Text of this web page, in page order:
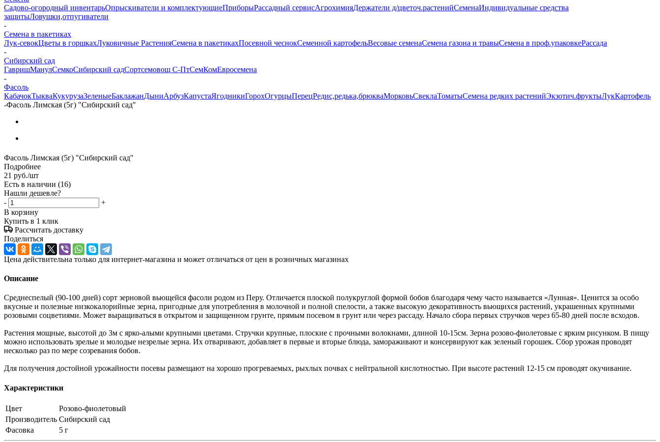
Садово-огородный инвентарьОпрыскиватели и комплектующиеПриборыРассадный сервисАгрохимияДержатели д/цветоч.растенийСеменаИндивидуальные средства
защитыЛовушки,отпугиватели
-
Семена в пакетиках
Лук-севокЦветы в горшкахЛуковичные РастенияСемена в пакетикахПосевной чеснокСеменной картофельВесовые семенаСемена газона и травыСемена в проф.упаковкеРассада
-
Сибирский сад
ГавришМанулСемкоСибирский садСортсемовощ С-ПтСемКомЕвросемена
-
Фасоль
КабачокТыкваКукурузаЗеленыеБаклажанДыниАрбузКапустаЯгодникиГорохОгурцыПерецРедис,редька,брюкваМорковьСвеклаТоматыСемена редких растенийЭкзотич.фруктыЛукКартофель
-Фасоль Лимская (5г) "Сибирский сад"
Фасоль Лимская (5г) "Сибирский сад"
Подробнее
21 руб./шт
Есть в наличии (16)
Нашли дешевле?
-
+
В корзину
Купить в 1 клик
Рассчитать доставку
Поделиться
Цена действительна только для интернет-магазина и может отличаться от цен в розничных магазинах
Описание
Среднеспелый (90-100 дней) сорт зерновой вьющейся фасоли родом из Перу. Отличается плоской полукруглой формой бобов благодаря чему часто называется «Лунная». Ценится за особо
вкусные и полезные низкокалорийные зерна, пригодные для употребления в молочной и полной спелости, а также высокую декоративность вьющихся растений, украшенных крупными
розовыми соцветиями. Может выращиваться в открытом и защищенном грунте, прямым посевом в грунт или через рассаду. Начало сбора первых стручков через 65-80 дней после всходов.
Растения мощные, высотой до 3м с ярко-алыми крупными цветами. Стручки крупные, плоские с прочными волокнами, длиной 10-15см. Зерна розово-фиолетовые с ярким рисунком. В пищу
можно использовать зрелые и молодые незрелые зерна. Их отваривают, добавляет в первые и вторые блюда, замораживают и консервируют как зеленый горошек. Сбор урожая проводят
несколько раз по мере созревания бобов.
Для получения достойной урожайности посевы размещают на хорошо прогреваемых, рыхлых почвах с нейтральной кислотностью. При высоте растений 12-15 см проводят окучивание.
Характеристики
Цвет
Розово-фиолетовый
Производитель Сибирский сад
Фасовка
5 г